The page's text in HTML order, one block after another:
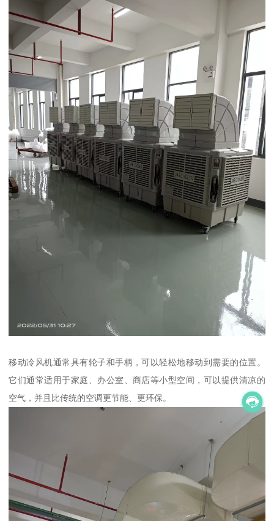
移动冷风机通常具有轮子和手柄，可以轻松地移动到需要的位置。
它们通常适用于家庭、办公室、商店等小型空间，可以提供清凉的
空气，并且比传统的空调更节能、更环保。